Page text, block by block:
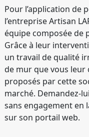
Pour l’application de
l’entreprise Artisan
équipe composée de
Grâce à leur
un travail de qualité
de mur que vous leur
proposés par cette
marché. Demandez-
sans engagement en
sur son portail web.